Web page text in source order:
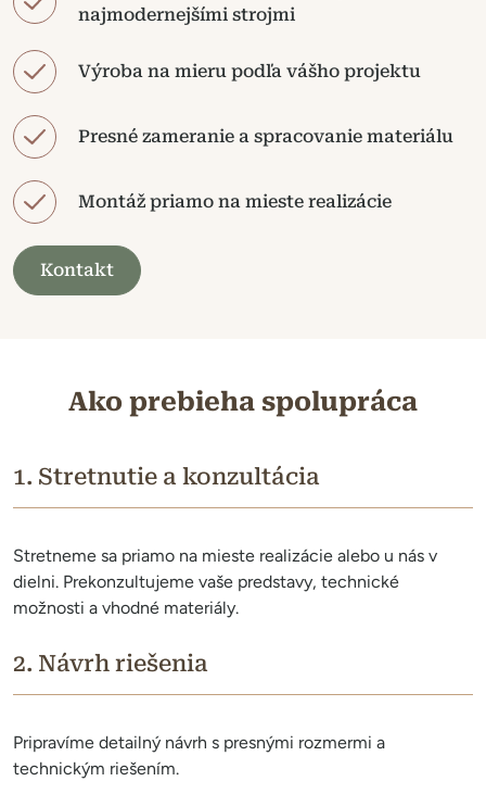
najmodernejšími strojmi
Výroba na mieru podľa vášho projektu
Presné zameranie a spracovanie materiálu
Montáž priamo na mieste realizácie
Kontakt
Ako prebieha spolupráca
1. Stretnutie a konzultácia
Stretneme sa priamo na mieste realizácie alebo u nás v
dielni. Prekonzultujeme vaše predstavy, technické
možnosti a vhodné materiály.
2. Návrh riešenia
Pripravíme detailný návrh s presnými rozmermi a
technickým riešením.